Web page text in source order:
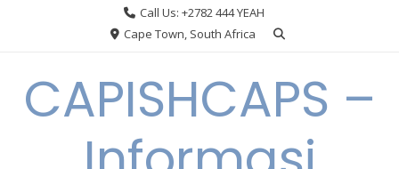
Call Us: +2782 444 YEAH
Cape Town, South Africa
CAPISHCAPS –